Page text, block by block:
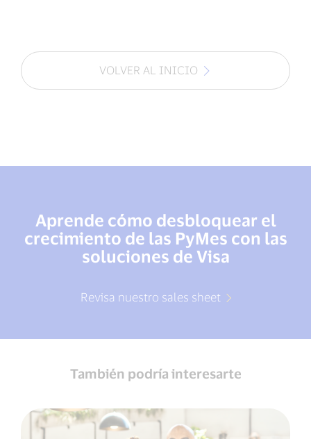
VOLVER AL INICIO
Aprende cómo desbloquear el
crecimiento de las PyMes con las
soluciones de Visa
Revisa nuestro sales sheet
También podría interesarte